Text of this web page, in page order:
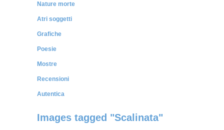
Nature morte
Atri soggetti
Grafiche
Poesie
Mostre
Recensioni
Autentica
Images tagged "Scalinata"